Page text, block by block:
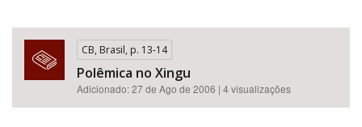
CB, Brasil, p. 13-14
Polêmica no Xingu
Adicionado: 27 de Ago de 2006 | 4 visualizações